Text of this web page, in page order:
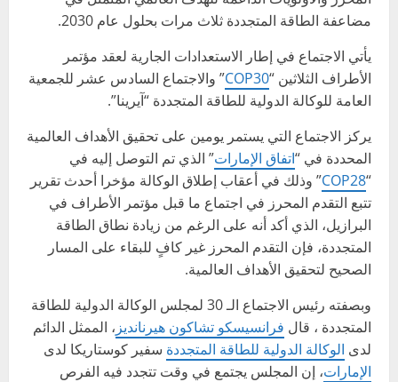
مضاعفة الطاقة المتجددة ثلاث مرات بحلول عام 2030.
يأتي الاجتماع في إطار الاستعدادات الجارية لعقد مؤتمر
الأطراف الثلاثين “COP30” والاجتماع السادس عشر للجمعية
العامة للوكالة الدولية للطاقة المتجددة “آيرينا”.‬
‫يركز الاجتماع التي يستمر يومين على تحقيق الأهداف العالمية
المحددة في “اتفاق الإمارات” الذي تم التوصل إليه في
“
COP28” وذلك في أعقاب إطلاق الوكالة مؤخرا أحدث تقرير
تتبع التقدم المحرز في اجتماع ما قبل مؤتمر الأطراف في
البرازيل، الذي أكد أنه على الرغم من زيادة نطاق الطاقة
المتجددة، فإن التقدم المحرز غير كافٍ للبقاء على المسار
الصحيح لتحقيق الأهداف العالمية. ‬
‫وبصفته رئيس الاجتماع الـ 30 لمجلس الوكالة الدولية للطاقة
المتجددة ، قال فرانسيسكو تشاكون هيرنانديز ، الممثل الدائم
لدى الوكالة الدولية للطاقة المتجددة سفير كوستاريكا لدى
الإمارات، إن المجلس يجتمع في وقت تتجدد فيه الفرص